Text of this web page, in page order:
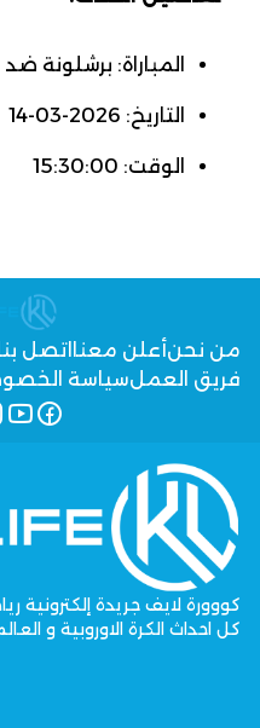
المباراة: برشلونة ضد
التاريخ: 2026-03-14
الوقت: 15:30:00
من نحنأعلن معنا اتصل بنا
فريق العملسياسة
كووورة لايف جريدة إلكترونية
كل احداث الكرة الاوروبية و